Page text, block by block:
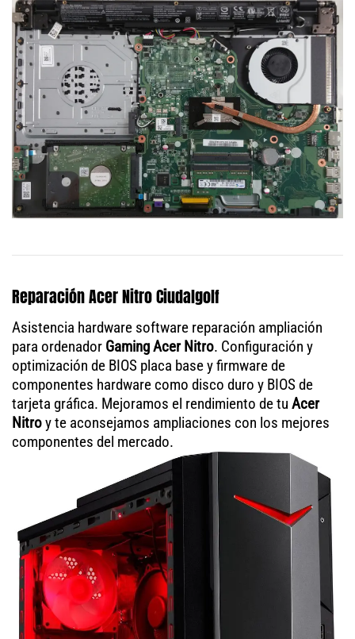
Reparación Acer Nitro Ciudalgolf
Asistencia hardware software reparación ampliación
para ordenador Gaming Acer Nitro. Configuración y
optimización de BIOS placa base y firmware de
componentes hardware como disco duro y BIOS de
tarjeta gráfica. Mejoramos el rendimiento de tu Acer
Nitroy te aconsejamos ampliaciones con los mejores
componentes del mercado.